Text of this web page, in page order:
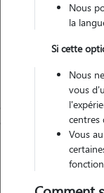
Nous
la
Si cette
Nous
vous
centres
Vous